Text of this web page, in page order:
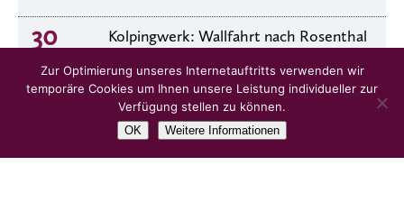
30 Kolpingwerk: Wallfahrt nach Rosenthal
alle Veranstaltungen
Zur Optimierung unseres Internetauftritts verwenden wir
temporäre Cookies um Ihnen unsere Leistung individueller zur
Verfügung stellen zu können.
OK Weitere Informationen